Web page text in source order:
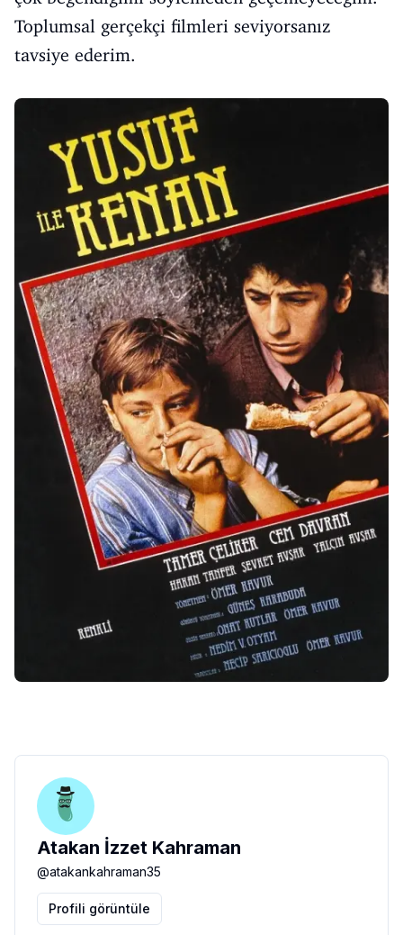
Toplumsal gerçekçi filmleri seviyorsanız
tavsiye ederim.
Atakan İzzet Kahraman
@atakankahraman35
Profili görüntüle